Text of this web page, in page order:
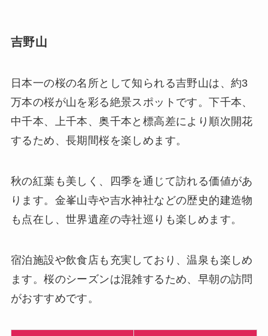
吉野山
日本一の桜の名所として知られる吉野山は、約3
万本の桜が山を彩る絶景スポットです。下千本、
中千本、上千本、奥千本と標高差により順次開花
するため、長期間桜を楽しめます。
秋の紅葉も美しく、四季を通じて訪れる価値があ
ります。金峯山寺や吉水神社などの歴史的建造物
も点在し、世界遺産の寺社巡りも楽しめます。
宿泊施設や飲食店も充実しており、温泉も楽しめ
ます。桜のシーズンは混雑するため、早朝の訪問
がおすすめです。